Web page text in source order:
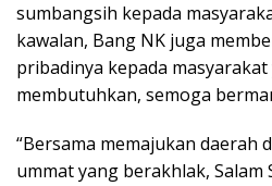
sumbangsih kepada
kawalan, Bang NK juga
pribadinya kepada
membutuhkan, semoga
“Bersama memajukan daerah
ummat yang berakhlak, Salam